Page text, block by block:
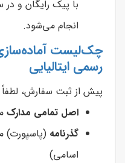
با پیک رایگان و
انجام می‌شود.
چک‌لیست
رسمی ایتالیایی
پیش از ثبت سفارش، لطفاً
اصل تمامی مدارک
گذرنامه (پاسپورت)
اسامی)